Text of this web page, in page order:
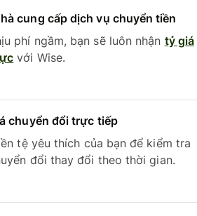
cung cấp dịch vụ chuyển tiền
phí ngầm, bạn sẽ luôn nhận tỷ giá
với Wise.
chuyển đổi trực tiếp
tệ yêu thích của bạn để kiểm tra
đổi thay đổi theo thời gian.